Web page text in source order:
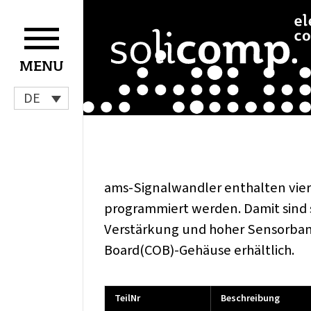
MENU
DE
Inhalt
springen
ams-Signalwandler enthalten
programmiert werden. Damit
Verstärkung und hoher
Board(COB)-Gehäuse erhältlich.
TeilNr Beschreibung